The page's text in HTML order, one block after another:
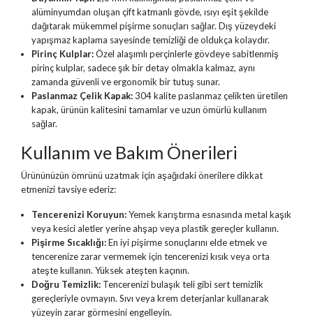
alüminyumdan oluşan çift katmanlı gövde, ısıyı eşit şekilde
dağıtarak mükemmel pişirme sonuçları sağlar. Dış yüzeydeki
yapışmaz kaplama sayesinde temizliği de oldukça kolaydır.
Pirinç Kulplar:Özel alaşımlı perçinlerle gövdeye sabitlenmiş
pirinç kulplar, sadece şık bir detay olmakla kalmaz, aynı
zamanda güvenli ve ergonomik bir tutuş sunar.
Paslanmaz Çelik Kapak:304 kalite paslanmaz çelikten üretilen
kapak, ürünün kalitesini tamamlar ve uzun ömürlü kullanım
sağlar.
Kullanım ve Bakım Önerileri
Ürününüzün ömrünü uzatmak için aşağıdaki önerilere dikkat
etmenizi tavsiye ederiz:
Tencerenizi Koruyun:Yemek karıştırma esnasında metal kaşık
veya kesici aletler yerine ahşap veya plastik gereçler kullanın.
Pişirme Sıcaklığı:En iyi pişirme sonuçlarını elde etmek ve
tencerenize zarar vermemek için tencerenizi kısık veya orta
ateşte kullanın. Yüksek ateşten kaçının.
Doğru Temizlik: Tencerenizi bulaşık teli gibi sert temizlik
gereçleriyle ovmayın. Sıvı veya krem deterjanlar kullanarak
yüzeyin zarar görmesini engelleyin.